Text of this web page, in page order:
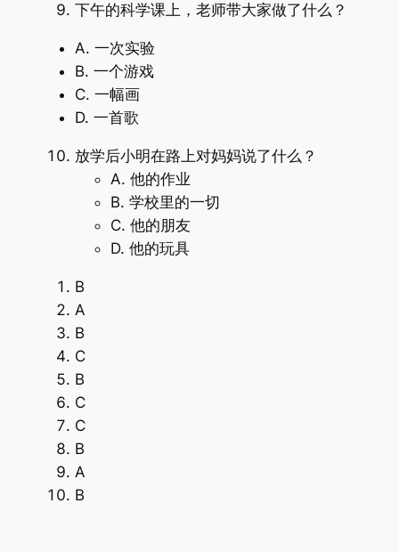
下午的科学课上，老师带大家做了什么？
A. 一次实验
B. 一个游戏
C. 一幅画
D. 一首歌
放学后小明在路上对妈妈说了什么？
A. 他的作业
B. 学校里的一切
C. 他的朋友
D. 他的玩具
B
A
B
C
B
C
C
B
A
B